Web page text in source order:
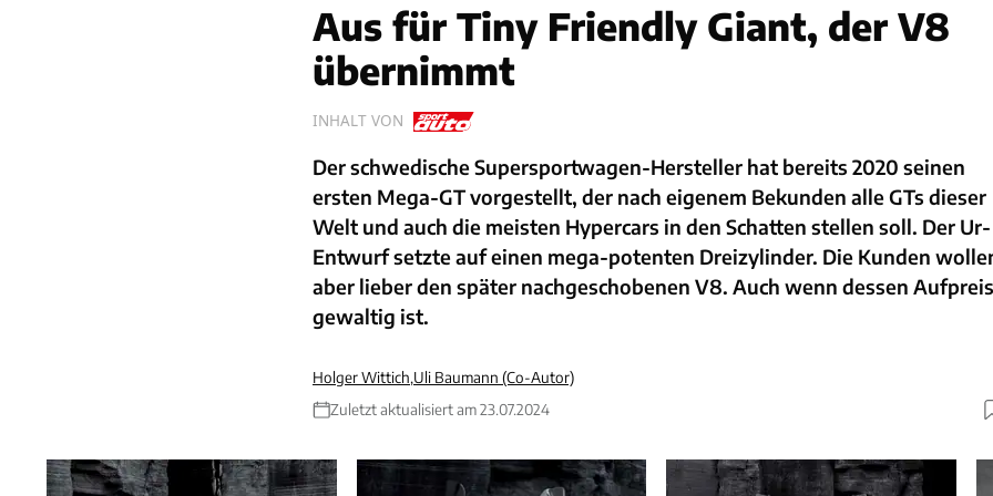
Aus für Tiny Friendly Giant, der V8
übernimmt
INHALT VON
Der schwedische Supersportwagen-Hersteller hat bereits 2020 seinen
ersten Mega-GT vorgestellt, der nach eigenem Bekunden alle GTs dieser
Welt und auch die meisten Hypercars in den Schatten stellen soll. Der Ur-
Entwurf setzte auf einen mega-potenten Dreizylinder. Die Kunden
aber lieber den später nachgeschobenen V8. Auch wenn dessen Aufpreis
gewaltig ist.
Holger Wittich,Uli Baumann (Co-Autor)
Zuletzt aktualisiert am 23.07.2024